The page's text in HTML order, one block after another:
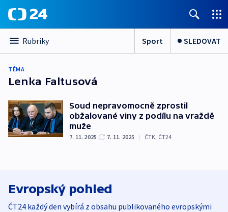
Rubriky Sport SLEDOVAT
TÉMA
Lenka Faltusová
Soud nepravomocně zprostil
obžalované viny z podílu na vraždě
muže
7. 11. 2025 7. 11. 2025 | ČTK, ČT24
Evropský pohled
ČT24 každý den vybírá z obsahu publikovaného evropskými